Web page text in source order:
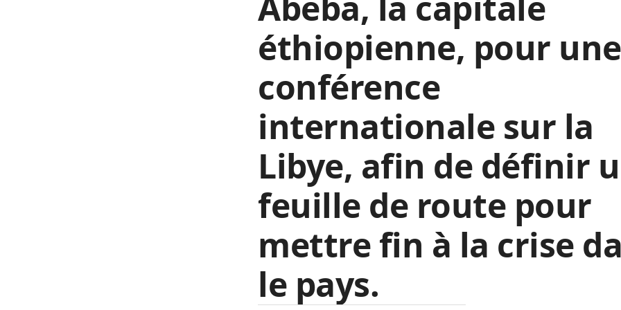
éthiopienne, pour une
conférence
internationale sur la
Libye, afin de définir
feuille de route pour
mettre fin à la crise
le pays.